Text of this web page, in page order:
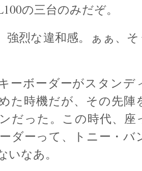
の三台のみだぞ。
強烈な違和感。ぁぁ、
ーボーダーがスタンデ
た時機だが、その先陣
だった。この時代、座
ダーって、トニー・
いなあ。